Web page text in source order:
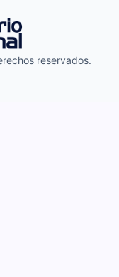
reservados.